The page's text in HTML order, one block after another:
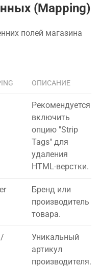
(Mapping)
полей магазина
ОПИСАНИЕ
Рекомендуется
включить
опцию "Strip
Tags" для
удаления
HTML-верстки.
Бренд или
производитель
товара.
Уникальный
артикул
производителя.